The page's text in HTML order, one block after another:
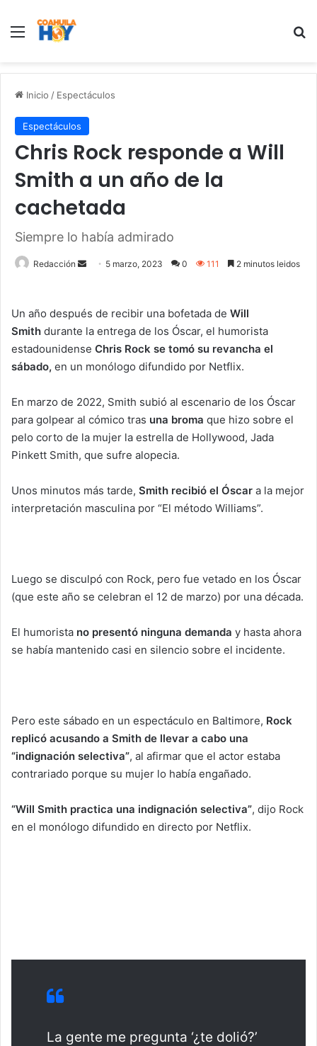
Menu
Inicio / Espectáculos
Espectáculos
Chris Rock responde a Will
Smith a un año de la
cachetada
Siempre lo había admirado
Redacción
d
a
n
e
a
l
5 marzo, 2023 0 111 2 minutos leidos
Un año después de recibir una bofetada de Will
Smith durante la entrega de los Óscar, el humorista
estadounidense Chris Rock se tomó su revancha el
sábado, en un monólogo difundido por Netflix.
En marzo de 2022, Smith subió al escenario de los Óscar
para golpear al cómico tras una broma que hizo sobre el
pelo corto de la mujer la estrella de Hollywood, Jada
Pinkett Smith, que sufre alopecia.
Unos minutos más tarde, Smith recibió el Óscar a la mejor
interpretación masculina por “El método Williams”.
Luego se disculpó con Rock, pero fue vetado en los Óscar
(que este año se celebran el 12 de marzo) por una década.
El humorista no presentó ninguna demanda y hasta ahora
se había mantenido casi en silencio sobre el incidente.
Pero este sábado en un espectáculo en Baltimore, Rock
replicó acusando a Smith de llevar a cabo una
“indignación selectiva”, al afirmar que el actor estaba
contrariado porque su mujer lo había engañado.
“Will Smith practica una indignación selectiva”, dijo Rock
en el monólogo difundido en directo por Netflix.
La gente me pregunta ‘¿te dolió?’